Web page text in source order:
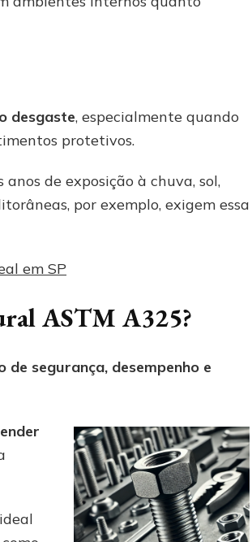
desgaste, especialmente quando
protetivos.
de exposição à chuva, sol,
por exemplo, exigem essa
em SP
ASTM A325?
segurança, desempenho e